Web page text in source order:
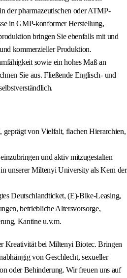
der pharmazeutischen oder ATMP-
in GMP-konformer Herstellung,
bringen Sie ebenfalls mit und
kommerzieller Produktion.
sowie ein hohes Maß an
Sie aus. Fließende Englisch- und
von Vielfalt, flachen Hierarchien,
und aktiv mitzugestalten
unserer Miltenyi University als Kern der
Deutschlandticket, (E)-Bike-Leasing,
betriebliche Altersvorsorge,
Kantine u.v.m.
Kreativität bei Miltenyi Biotec. Bringen
von Geschlecht, sexueller
oder Behinderung. Wir freuen uns auf